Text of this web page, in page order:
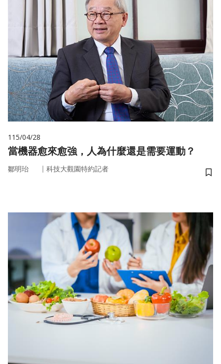
115/04/28
當機器愈來愈強，人為什麼還是需要運動？
鄒明珆 ｜ 科技大觀園特約記者
儲